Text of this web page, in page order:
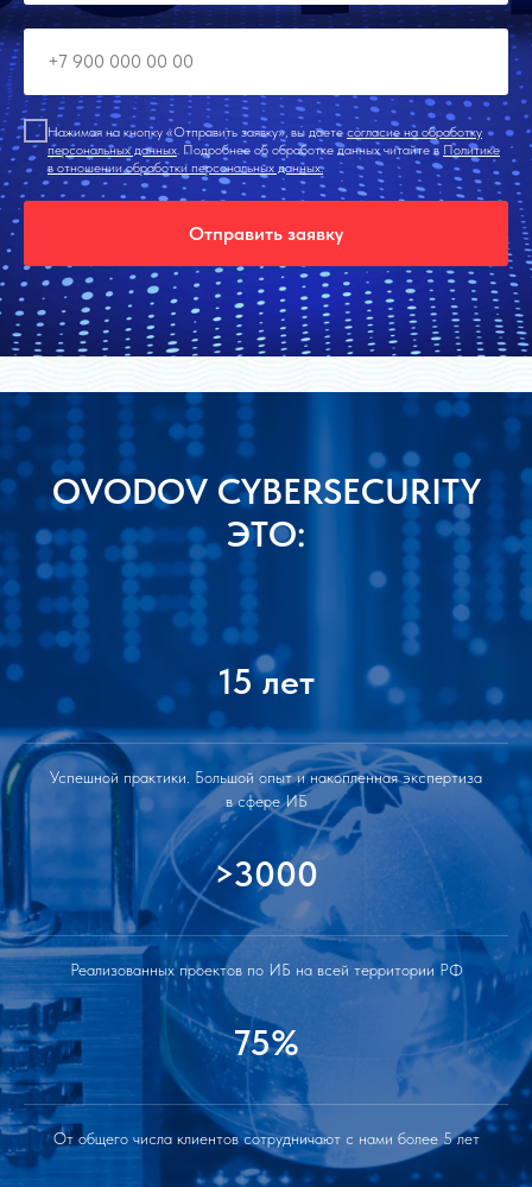
Нажимая на кнопку «Отправить заявку», вы даете согласие на обработку
персональных данных. Подробнее об обработке данных читайте в Политике
в отношении обработки персональных данных.
Отправить заявку
OVODOV CYBERSECURITY
ЭТО:
15 лет
Успешной практики. Большой опыт и накопленная экспертиза
в сфере ИБ
>3000
Реализованных проектов по ИБ на всей территории РФ
75%
От общего числа клиентов сотрудничают с нами более 5 лет